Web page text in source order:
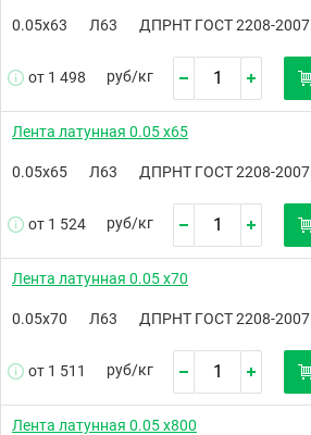
0.05х63 Л63 ДПРНТ ГОСТ 2208-2007
от 1 498 руб/кг
Лента латунная 0.05 х65
0.05х65 Л63 ДПРНТ ГОСТ 2208-2007
от 1 524 руб/кг
Лента латунная 0.05 х70
0.05х70 Л63 ДПРНТ ГОСТ 2208-2007
от 1 511 руб/кг
Лента латунная 0.05 х800